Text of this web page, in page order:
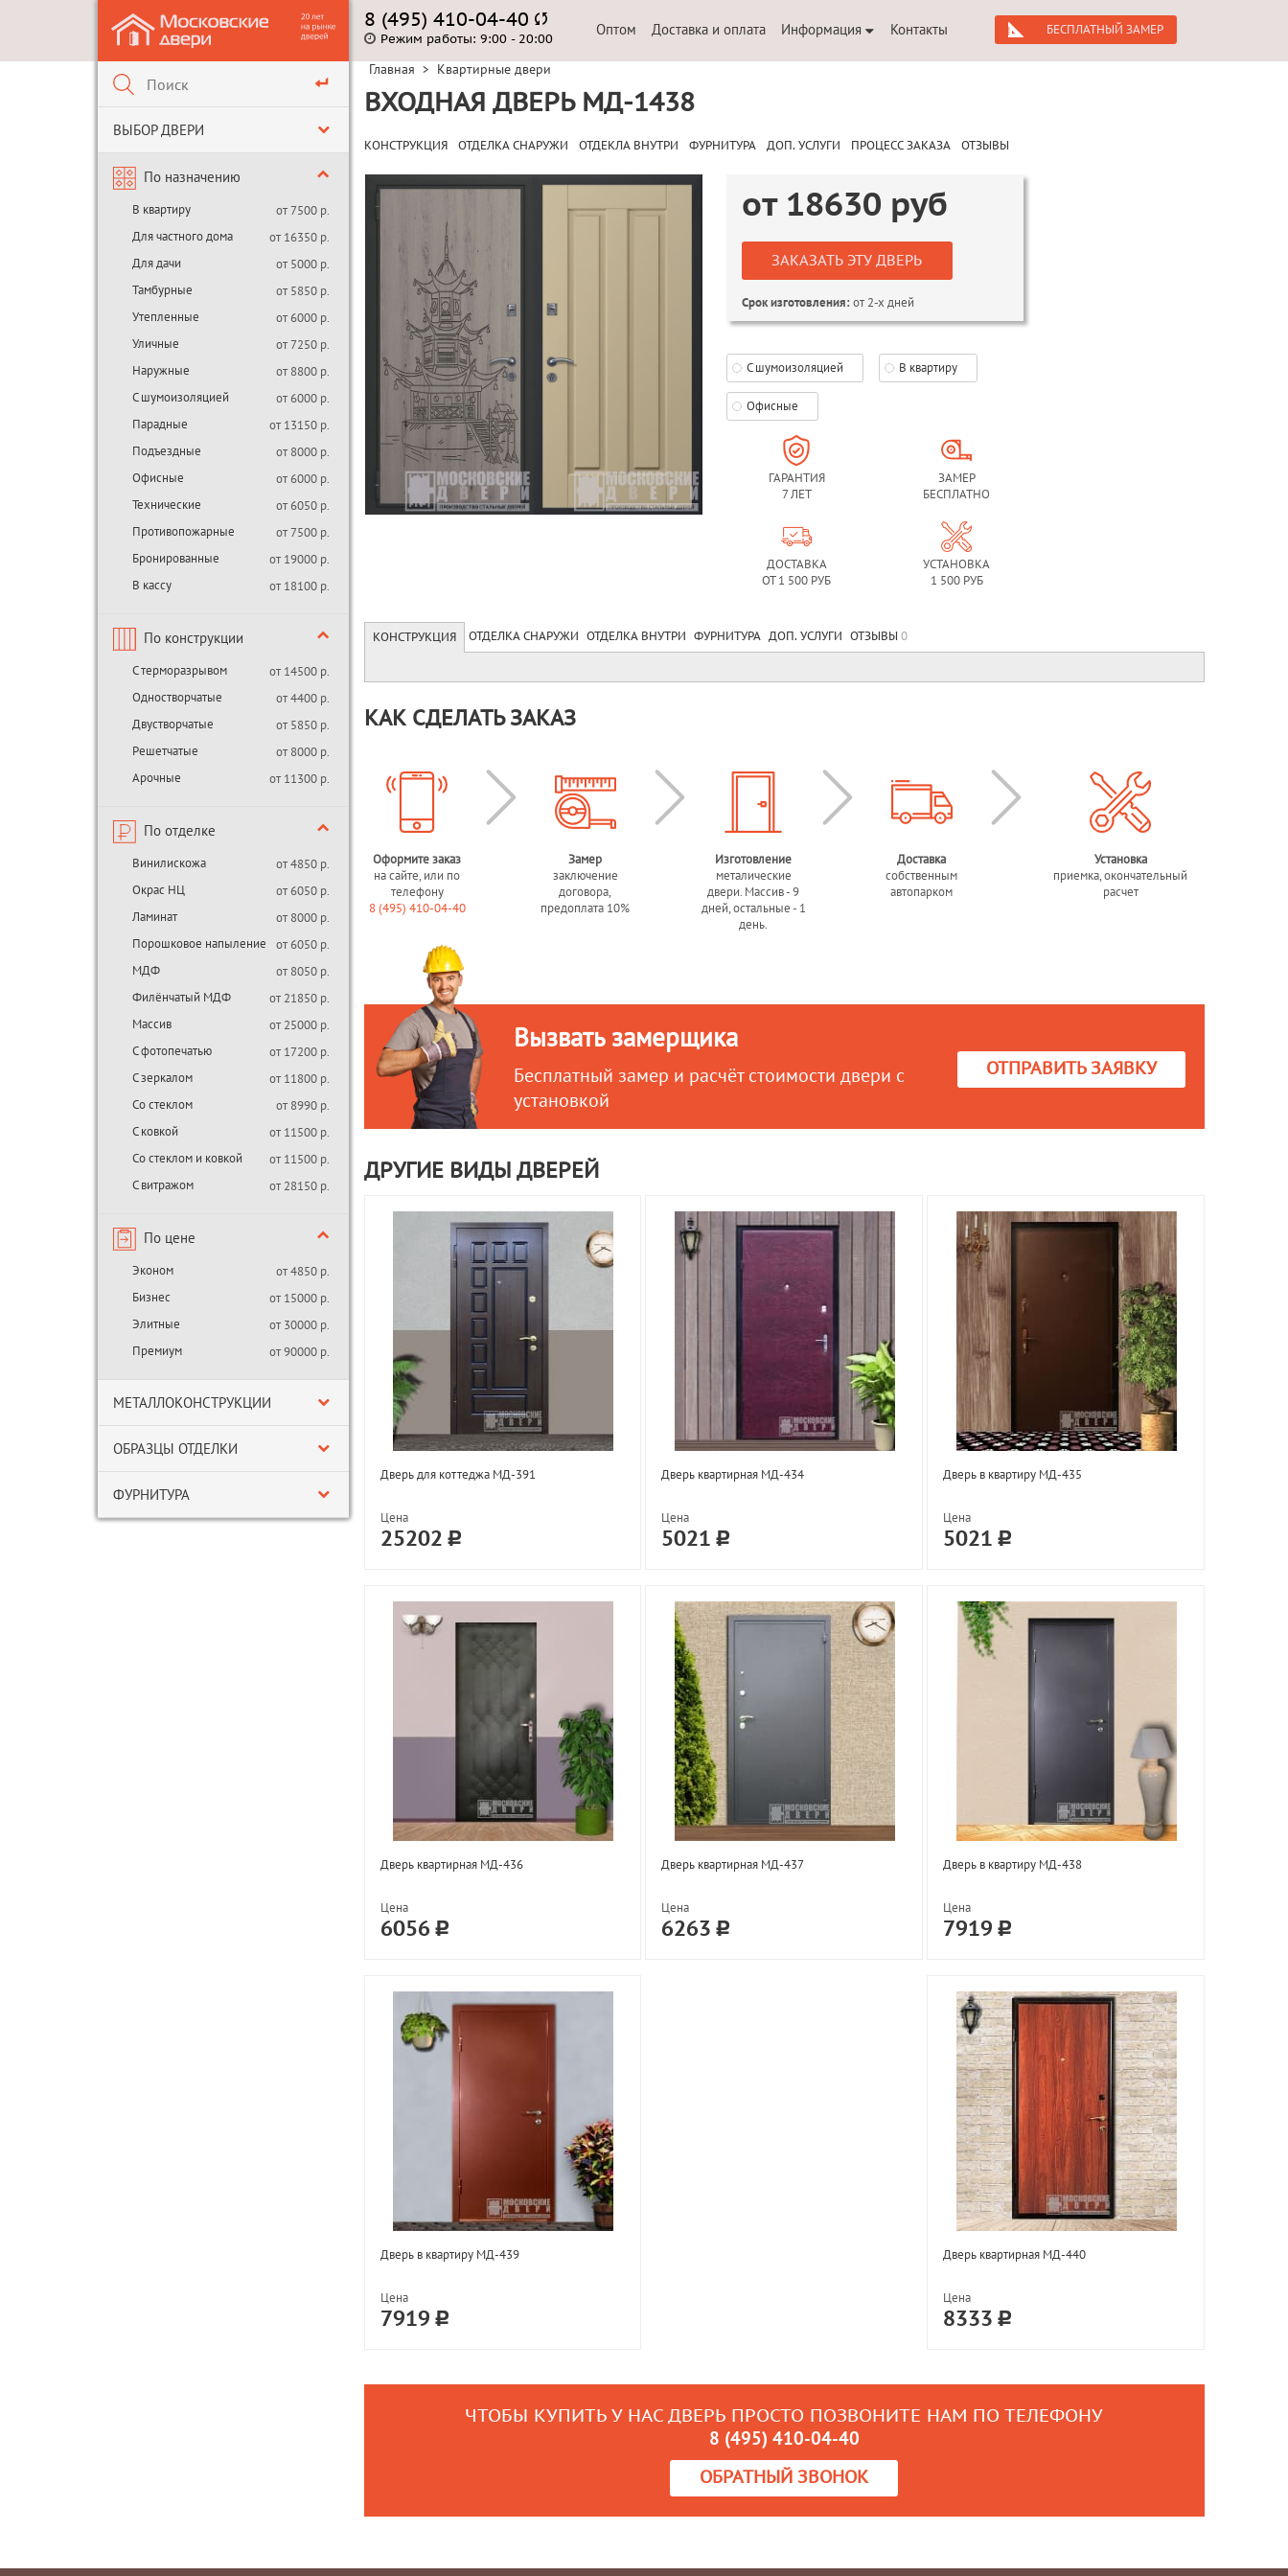
ВЫБОР ДВЕРИ
По назначению
В квартиру
от 7500 р.
Для частного дома
от 16350 р.
Для дачи
от 5000 р.
Тамбурные
от 5850 р.
Утепленные
от 6000 р.
Уличные
от 7250 р.
Наружные
от 8800 р.
С шумоизоляцией
от 6000 р.
Парадные
от 13150 р.
Подъездные
от 8000 р.
Офисные
от 6000 р.
Технические
от 6050 р.
Противопожарные
от 7500 р.
Бронированные
от 19000 р.
В кассу
от 18100 р.
По конструкции
С терморазрывом
от 14500 р.
Одностворчатые
от 4400 р.
Двустворчатые
от 5850 р.
Решетчатые
от 8000 р.
Арочные
от 11300 р.
По отделке
Винилискожа
от 4850 р.
Окрас НЦ
от 6050 р.
Ламинат
от 8000 р.
Порошковое напыление
от 6050 р.
МДФ
от 8050 р.
Филёнчатый МДФ
от 21850 р.
Массив
от 25000 р.
С фотопечатью
от 17200 р.
С зеркалом
от 11800 р.
Со стеклом
от 8990 р.
С ковкой
от 11500 р.
Со стеклом и ковкой
от 11500 р.
С витражом
от 28150 р.
По цене
Эконом
от 4850 р.
Бизнес
от 15000 р.
Элитные
от 30000 р.
Премиум
от 90000 р.
МЕТАЛЛОКОНСТРУКЦИИ
ОБРАЗЦЫ ОТДЕЛКИ
ФУРНИТУРА
8 (495) 410-04-40
Режим работы: 9:00 - 20:00
Оптом Доставка и оплата Информация Контакты БЕСПЛАТНЫЙ ЗАМЕР
Главная > Квартирные двери
ВХОДНАЯ ДВЕРЬ МД-1438
КОНСТРУКЦИЯ ОТДЕЛКА СНАРУЖИ ОТДЕКЛА ВНУТРИ ФУРНИТУРА ДОП. УСЛУГИ ПРОЦЕСС ЗАКАЗА ОТЗЫВЫ
от 18630 руб
ЗАКАЗАТЬ ЭТУ ДВЕРЬ
Срок изготовления:от 2-х дней
С шумоизоляцией В квартиру
Офисные
ГАРАНТИЯ
7 ЛЕТ
ЗАМЕР
БЕСПЛАТНО
ДОСТАВКА
ОТ 1 500 РУБ
УСТАНОВКА
1 500 РУБ
КОНСТРУКЦИЯ ОТДЕЛКА СНАРУЖИ ОТДЕЛКА ВНУТРИ ФУРНИТУРА ДОП. УСЛУГИ ОТЗЫВЫ 0
КАК СДЕЛАТЬ ЗАКАЗ
Оформите заказ
на сайте, или по
телефону
8 (495) 410-04-40
Замер
заключение
договора,
предоплата 10%
Изготовление
металические
двери. Массив - 9
дней, остальные - 1
день.
Доставка
собственным
автопарком
Установка
приемка, окончательный
расчет
Вызвать замерщика
Бесплатный замер и расчёт стоимости двери с
установкой
ОТПРАВИТЬ ЗАЯВКУ
ДРУГИЕ ВИДЫ ДВЕРЕЙ
Дверь для коттеджа МД-391
Цена
25202
Дверь квартирная МД-434
Цена
5021
Дверь в квартиру МД-435
Цена
5021
Дверь квартирная МД-436
Цена
6056
Дверь квартирная МД-437
Цена
6263
Дверь в квартиру МД-438
Цена
7919
Дверь в квартиру МД-439
Цена
7919
Дверь квартирная МД-440
Цена
8333
ЧТОБЫ КУПИТЬ У НАС ДВЕРЬ ПРОСТО ПОЗВОНИТЕ НАМ ПО ТЕЛЕФОНУ
8 (495) 410-04-40
ОБРАТНЫЙ ЗВОНОК